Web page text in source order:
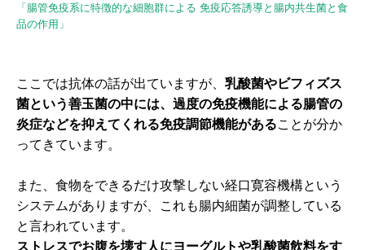
「腸管免疫系に特徴的な細胞群による 免疫応答誘導と腸内共生菌と食
品の作用」
ここでは抗体の話が出ていますが、 乳酸菌やビフィズス
菌という善玉菌の中には、過度の免疫機能による腸管の
炎症などを抑えてくれる免疫調節機能があることが分か
ってきています。
また、食物をできるだけ攻撃しない経口寛容機構という
システムがありますが、これも腸内細菌が調整している
と言われています。
ストレスでお腹を壊す人にヨーグルトや乳酸菌飲料をす